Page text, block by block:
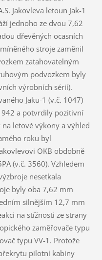
Jakovleva letoun Jak-1
jednoho ze dvou 7,62
dřevěných ocasních
stroje zaměnil
zatahovatelným
podvozkem byly
výrobních sérií).
Jaku-1 (v.č. 1047)
a potvrdily pozitivní
letové výkony a výhled
roku byl
OKB obdobně
(v.č. 3560). Vzhledem
nesetkala
byly oba 7,62 mm
silnějším 12,7 mm
na stížnosti ze strany
zaměřovače typu
typu VV-1. Protože
pilotní kabiny